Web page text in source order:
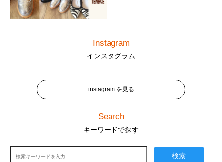
Instagram
インスタグラム
instagram を見る
Search
キーワードで探す
検索